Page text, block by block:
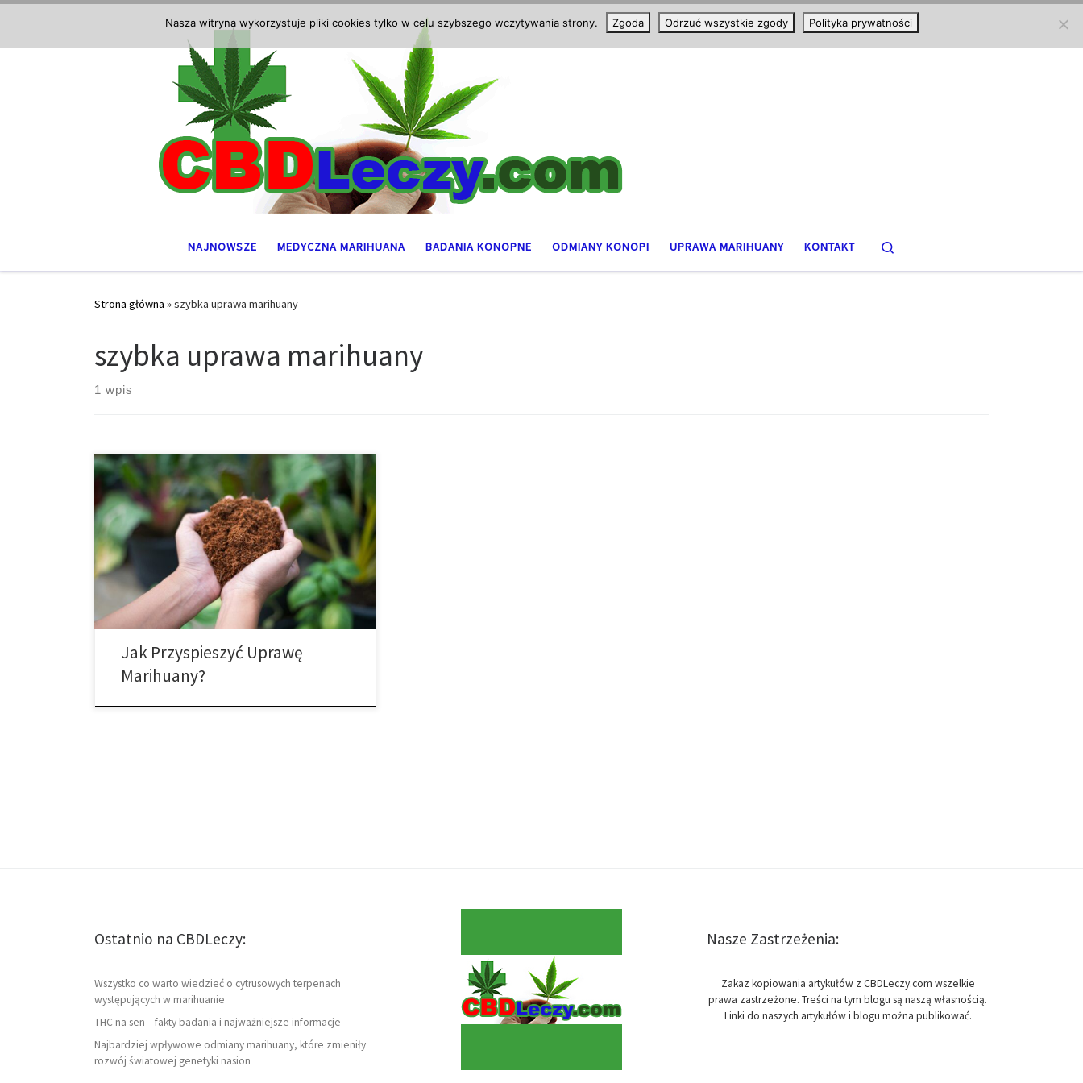
NAJNOWSZE MEDYCZNA MARIHUANA BADANIA KONOPNE ODMIANY KONOPI UPRAWA MARIHUANY KONTAKT
Strona główna »szybka uprawa marihuany
szybka uprawa marihuany
1 wpis
Uprawa marihuany to niesamowite doświadczenie,
ale może być czasochłonna. Jeśli chcesz, aby Twoja
roślina konopi rosła szybciej, możesz przyspieszyć ten
proces na wiele sposobów, niezależnie od tego, czy
jesteś doświadczonym hodowcą, czy nowicjuszem.
Ale dlaczego miałbyś chcieć uprawiać konopie
szybciej? Możesz chcieć uprawiać konopie szybciej z
wielu powodów — chcesz […]
Jak Przyspieszyć Uprawę
Marihuany?
Ostatnio na CBDLeczy:
Wszystko co warto wiedzieć o cytrusowych terpenach
występujących w marihuanie
THC na sen – fakty badania i najważniejsze informacje
Najbardziej wpływowe odmiany marihuany, które zmieniły
rozwój światowej genetyki nasion
Nasze Zastrzeżenia:
Zakaz kopiowania artykułów z CBDLeczy.com wszelkie
prawa zastrzeżone. Treści na tym blogu są naszą własnością.
Linki do naszych artykułów i blogu można publikować.
Nasza witryna wykorzystuje pliki cookies tylko w celu szybszego wczytywania strony. Zgoda Odrzuć wszystkie zgody Polityka prywatności